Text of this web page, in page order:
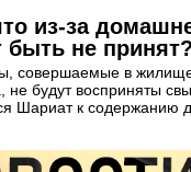
из-за
быть не принят?
совершаемые в
не будут восприняты
Шариат к содержанию